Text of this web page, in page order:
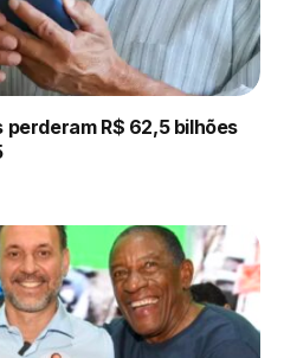
perderam R$ 62,5 bilhões